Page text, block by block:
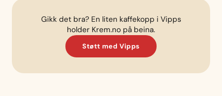
Gikk det bra? En liten kaffekopp i Vipps
holder Krem.no på beina.
Støtt med Vipps